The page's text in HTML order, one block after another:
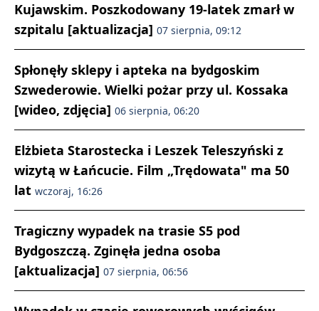
Kujawskim. Poszkodowany 19-latek zmarł w
szpitalu [aktualizacja] 07 sierpnia, 09:12
Spłonęły sklepy i apteka na bydgoskim
Szwederowie. Wielki pożar przy ul. Kossaka
[wideo, zdjęcia] 06 sierpnia, 06:20
Elżbieta Starostecka i Leszek Teleszyński z
wizytą w Łańcucie. Film „Trędowata" ma 50
lat wczoraj, 16:26
Tragiczny wypadek na trasie S5 pod
Bydgoszczą. Zginęła jedna osoba
[aktualizacja] 07 sierpnia, 06:56